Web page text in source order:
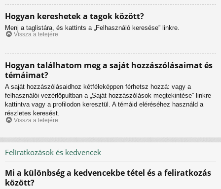
Hogyan kereshetek a tagok között?
Menj a taglistára, és kattints a „Felhasználó keresése” linkre.
Vissza a tetejére
Hogyan találhatom meg a saját hozzászólásaimat és
témáimat?
A saját hozzászólásaidhoz kétféleképpen férhetsz hozzá: vagy a
felhasználói vezérlőpultban a „Saját hozzászólások megtekintése” linkre
kattintva vagy a profilodon keresztül. A témáid eléréséhez használd a
részletes keresést.
Vissza a tetejére
Feliratkozások és kedvencek
Mi a különbség a kedvencekbe tétel és a feliratkozás
között?